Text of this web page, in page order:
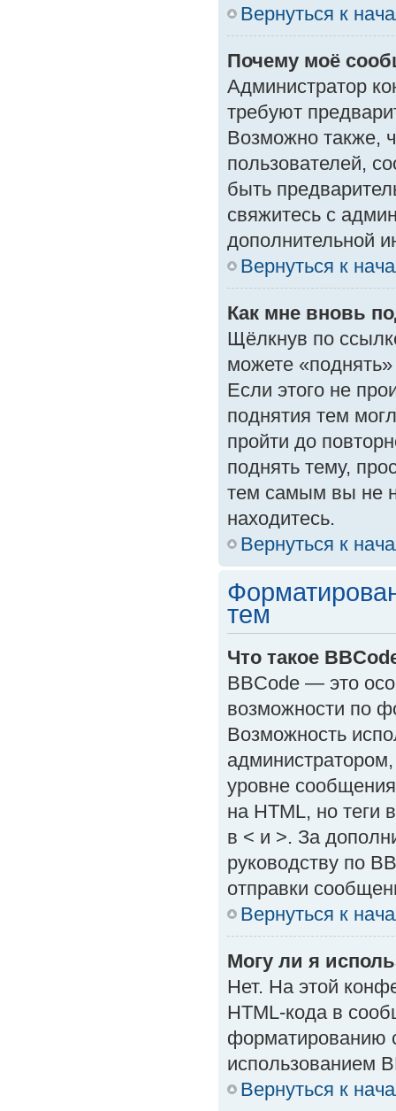
Вернуться к
Почему моё
Администратор
требуют
Возможно также,
пользователей,
быть
свяжитесь с
дополнительной
Вернуться к
Как мне вновь
Щёлкнув по
можете
Если этого не
поднятия тем
пройти до
поднять тему,
тем самым вы не
находитесь.
Вернуться к
тем
Что такое
BBCode — это
возможности по
Возможность
уровне
на HTML, но теги
в < и >. За
руководству по
отправки
Вернуться к
Могу ли я
Нет. На этой
HTML-кода в
форматированию
использованием
Вернуться к